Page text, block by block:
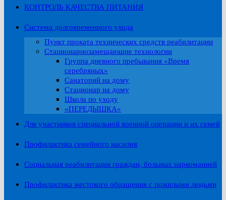
КОНТРОЛЬ КАЧЕСТВА ПИТАНИЯ
Система долговременного ухода
Пункт проката технических средств реабилитации
Стационарнозамещающие технологии
Группа дневного пребывания «Время
серебряных»
Санаторий на дому
Стационар на дому
Школа по уходу
«ПЕРЕДЫШКА»
Для участников специальной военной операции и их семей
Профилактика семейного насилия
Социальная реабилитация граждан, больных наркоманией
Профилактика жестокого обращения с пожилыми людьми